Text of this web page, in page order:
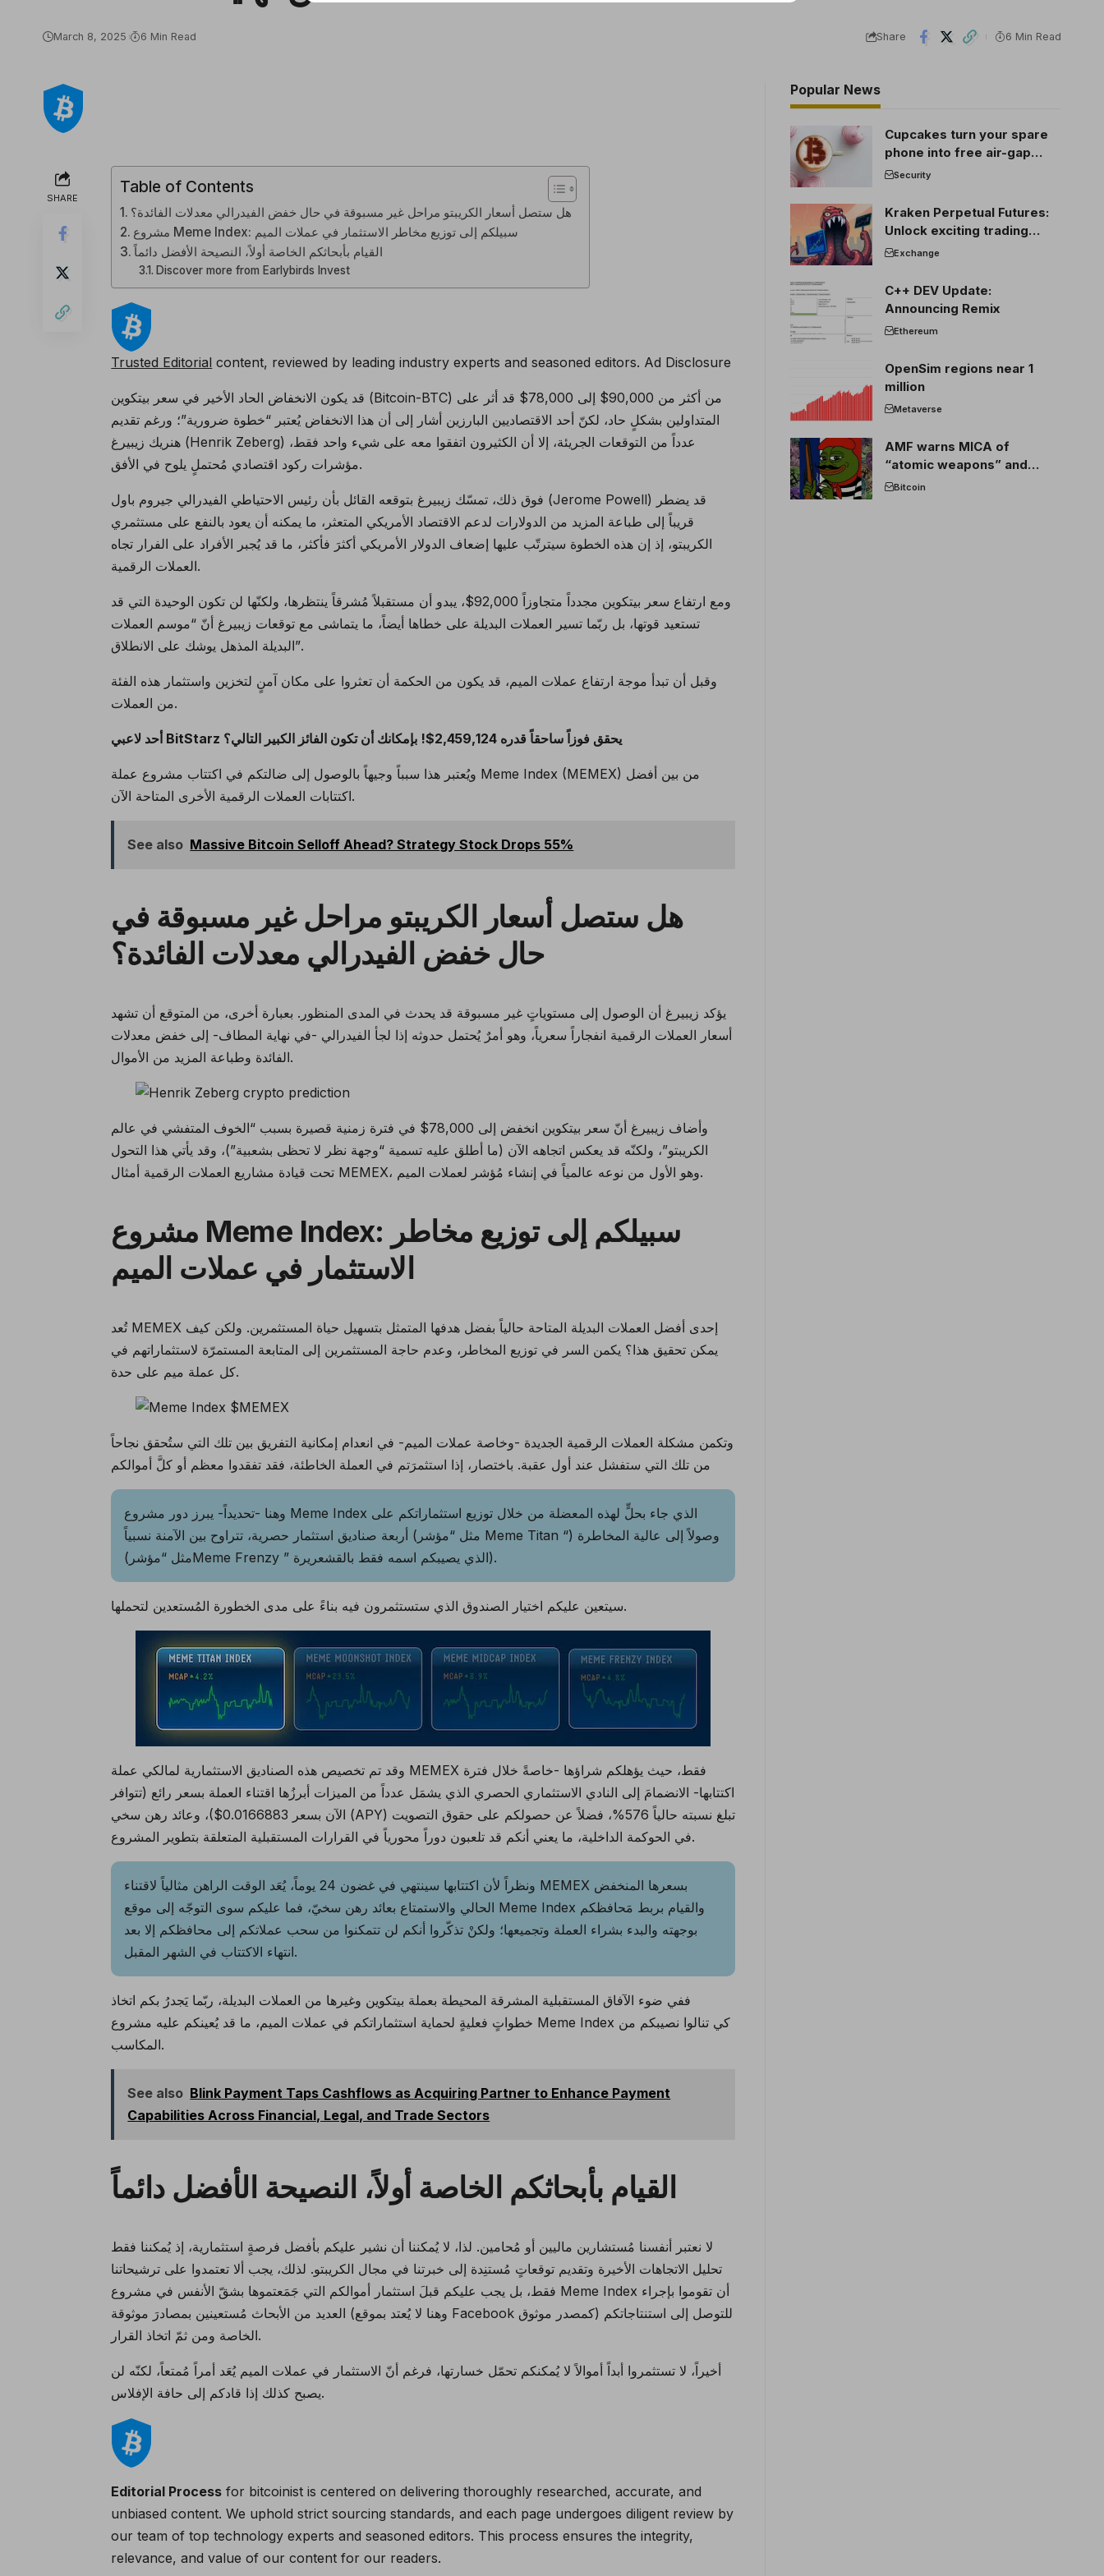
March 8, 2025 6 Min Read Share 6 Min Read
SHARE
Table of Contents
هل ستصل أسعار الكريبتو مراحل غير مسبوقة في حال خفض الفيدرالي معدلات الفائدة؟
القيام بأبحاثكم الخاصة أولاً، النصيحة الأفضل دائماً
Discover more from Earlybirds Invest
Trusted Editorial content, reviewed by leading industry experts and seasoned editors. Ad Disclosure
قد يكون الانخفاض الحاد الأخير في سعر بيتكوين (Bitcoin-BTC) من أكثر من 90,000$ إلى 78,000$ قد أثر على
المتداولين بشكلٍ حاد، لكنّ أحد الاقتصاديين البارزين أشار إلى أن هذا الانخفاض يُعتبر “خطوة ضرورية”؛ ورغم تقديم
هنريك زيبيرغ (Henrik Zeberg) عدداً من التوقعات الجريئة، إلا أن الكثيرون اتفقوا معه على شيء واحد فقط،
مؤشرات ركود اقتصادي مُحتملٍ يلوح في الأفق.
فوق ذلك، تمسّك زيبيرغ بتوقعه القائل بأن رئيس الاحتياطي الفيدرالي جيروم باول (Jerome Powell) قد يضطر
قريباً إلى طباعة المزيد من الدولارات لدعم الاقتصاد الأمريكي المتعثر، ما يمكنه أن يعود بالنفع على مستثمري
الكريبتو، إذ إن هذه الخطوة سيترتّب عليها إضعاف الدولار الأمريكي أكثرَ فأكثر، ما قد يُجبر الأفراد على الفرار تجاه
العملات الرقمية.
ومع ارتفاع سعر بيتكوين مجدداً متجاوزاً 92,000$، يبدو أن مستقبلاً مُشرقاً ينتظرها، ولكنّها لن تكون الوحيدة التي قد
تستعيد قوتها، بل ربّما تسير العملات البديلة على خطاها أيضاً، ما يتماشى مع توقعات زيبيرغ أنّ “موسم العملات
البديلة المذهل يوشك على الانطلاق”.
وقبل أن تبدأ موجة ارتفاع عملات الميم، قد يكون من الحكمة أن تعثروا على مكان آمنٍ لتخزين واستثمار هذه الفئة
من العملات.
أحد لاعبي BitStarz يحقق فوزاً ساحقاً قدره 2,459,124$! بإمكانك أن تكون الفائز الكبير التالي؟
ويُعتبر هذا سبباً وجيهاً بالوصول إلى ضالتكم في اكتتاب مشروع عملة Meme Index (MEMEX) من بين أفضل
اكتتابات العملات الرقمية الأخرىالمتاحة الآن.
See also Massive Bitcoin Selloff Ahead? Strategy Stock Drops 55%
هل ستصل أسعار الكريبتو مراحل غير مسبوقة في
حال خفض الفيدرالي معدلات الفائدة؟
يؤكد زيبيرغ أن الوصول إلى مستوياتٍ غير مسبوقة قد يحدث في المدى المنظور. بعبارة أخرى، من المتوقع أن تشهد
أسعار العملات الرقمية انفجاراً سعرياً، وهو أمرٌ يُحتمل حدوثه إذا لجأ الفيدرالي -في نهاية المطاف- إلى خفض معدلات
الفائدة وطباعة المزيد من الأموال.
وأضاف زيبيرغ أنّ سعر بيتكوين انخفض إلى 78,000$ في فترة زمنية قصيرة بسبب “الخوف المتفشي في عالم
الكريبتو”، ولكنّه قد يعكس اتجاهه الآن (ما أطلق عليه تسمية “وجهة نظر لا تحظى بشعبية”)، وقد يأتي هذا التحول
تحت قيادة مشاريع العملات الرقمية أمثال MEMEX، وهو الأول من نوعه عالمياً في إنشاء مُؤشر لعملات الميم.
مشروع Meme Index: سبيلكم إلى توزيع مخاطر
تُعد MEMEX إحدى أفضل العملات البديلة المتاحة حالياً بفضل هدفها المتمثل بتسهيل حياة المستثمرين. ولكن كيف
يمكن تحقيق هذا؟ يكمن السر في توزيع المخاطر، وعدم حاجة المستثمرين إلى المتابعة المستمرّة لاستثماراتهم في
كل عملة ميم على حدة.
وتكمن مشكلة العملات الرقمية الجديدة -وخاصة عملات الميم- في انعدام إمكانية التفريق بين تلك التي ستُحقق نجاحاً
من تلك التي ستفشل عند أول عقبة. باختصار، إذا استثمرَتم في العملة الخاطئة، فقد تفقدوا معظم أو كلَّ أموالكم
Meme Index
أربعة صناديق استثمار حصرية، تتراوح بين الآمنة نسبياً (مثل “مؤشر Meme Titan “) وصولاً إلى عالية المخاطرة
(مثل “مؤشرMeme Frenzy ” الذي يصيبكم اسمه فقط بالقشعريرة).
سيتعين عليكم اختيار الصندوق الذي ستستثمرون فيه بناءً على مدى الخطورة المُستعدين لتحملها.
وقد تم تخصيص هذه الصناديق الاستثمارية لمالكي عملة MEMEX فقط، حيث يؤهلكم شراؤها -خاصةً خلال فترة
اكتتابها- الانضمامَ إلى النادي الاستثماري الحصري الذي يشمَل عدداً من الميزات أبرزُها اقتناء العملة بسعر رائع (تتوافر
الآن بسعر 0.0166883$)، وعائد رهن سخي (APY) تبلغ نسبته حالياً 576%، فضلاً عن حصولكم على حقوق التصويت
في الحوكمة الداخلية، ما يعني أنكم قد تلعبون دوراً محورياً في القرارات المستقبلية المتعلقة بتطوير المشروع.
ونظراً لأن اكتتابها سينتهي في غضون 24 يوماً، يُعَد الوقت الراهن مثالياً لاقتناء MEMEX بسعرها المنخفض
الحالي والاستمتاع بعائد رهن سخيّ، فما عليكم سوى التوجّه إلى موقع Meme Index
بوجهته والبدء بشراء العملة وتجميعها؛ ولكنْ تذكّروا أنكم لن تتمكنوا من سحب عملاتكم إلى محافظكم إلا بعد
انتهاء الاكتتاب في الشهر المقبل.
ففي ضوء الآفاق المستقبلية المشرقة المحيطة بعملة بيتكوين وغيرها من العملات البديلة، ربّما يَجدرُ بكم اتخاذ
خطواتٍ فعليةٍ لحماية استثماراتكم في عملات الميم، ما قد يُعينكم عليه مشروع Meme Index كي تنالوا نصيبكم من
المكاسب.
See also Blink Payment Taps Cashflows as Acquiring Partner to Enhance Payment
Capabilities Across Financial, Legal, and Trade Sectors
القيام بأبحاثكم الخاصة أولاً، النصيحة الأفضل دائماً
لا نعتبر أنفسنا مُستشارين ماليين أو مُحامين. لذا، لا يُمكننا أن نشير عليكم بأفضل فرصةٍ استثمارية، إذ يُمكننا فقط
تحليل الاتجاهات الأخيرة وتقديم توقعاتٍ مُستنِدة إلى خبرتنا في مجال الكريبتو. لذلك، يجب ألا تعتمدوا على ترشيحاتنا
فقط، بل يجب عليكم قبلَ استثمار أموالكم التي جَمَعتموها بشقّ الأنفس في مشروع Meme Index أن تقوموا بإجراء
العديد من الأبحاث مُستعينين بمصادرَ موثوقة (وهنا لا يُعتد بموقع Facebook كمصدر موثوق) للتوصل إلى استنتاجاتكم
الخاصة ومن ثمّ اتخاذ القرار.
أخيراً، لا تستثمروا أبداً أموالاً لا يُمكنكم تحمّل خسارتها، فرغم أنّ الاستثمار في عملات الميم يُعَد أمراً مُمتعاً، لكنّه لن
يصبح كذلك إذا قادكم إلى حافة الإفلاس.
Editorial Process for bitcoinist is centered on delivering thoroughly researched, accurate, and
unbiased content. We uphold strict sourcing standards, and each page undergoes diligent review by
our team of top technology experts and seasoned editors. This process ensures the integrity,
relevance, and value of our content for our readers.
Popular News
Cupcakes turn your spare
phone into free air-gap
cold storage
Security
Kraken Perpetual Futures:
Unlock exciting trading
opportunities
Exchange
C++ DEV Update:
Announcing Remix
Ethereum
OpenSim regions near 1
million
Metaverse
AMF warns MICA of
“atomic weapons” and
France threatens to break
Bitcoin